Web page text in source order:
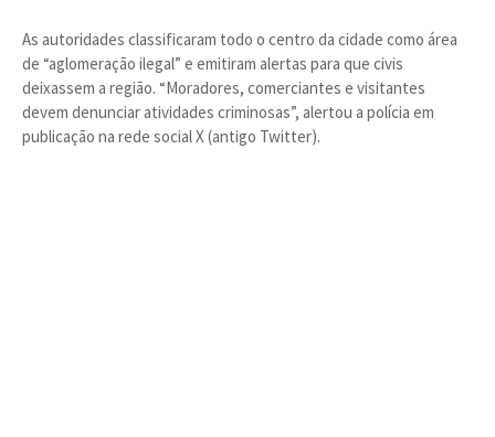
As autoridades classificaram todo o centro da cidade como área
de “aglomeração ilegal” e emitiram alertas para que civis
deixassem a região. “Moradores, comerciantes e visitantes
devem denunciar atividades criminosas”, alertou a polícia em
publicação na rede social X (antigo Twitter).